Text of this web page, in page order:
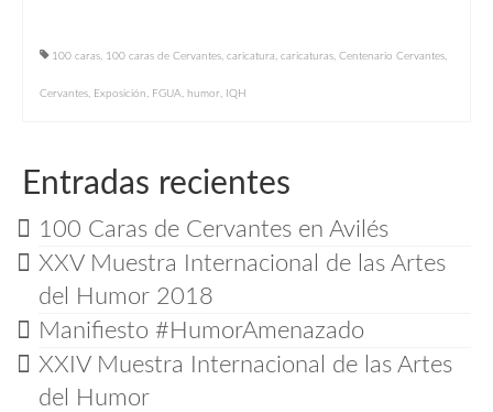
100 caras, 100 caras de Cervantes, caricatura, caricaturas, Centenario Cervantes,
Cervantes, Exposición, FGUA, humor, IQH
Entradas recientes
100 Caras de Cervantes en Avilés
XXV Muestra Internacional de las Artes
del Humor 2018
Manifiesto #HumorAmenazado
XXIV Muestra Internacional de las Artes
del Humor